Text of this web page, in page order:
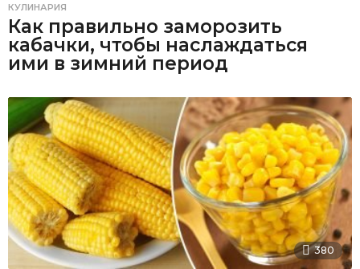
КУЛИНАРИЯ
Как правильно заморозить
кабачки, чтобы наслаждаться
ими в зимний период
380